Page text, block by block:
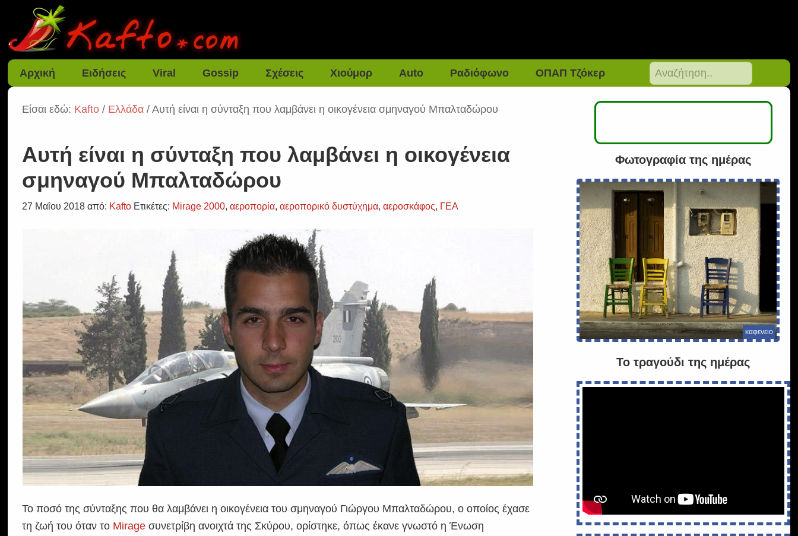
Αρχική Ειδήσεις Viral Gossip Σχέσεις Χιούμορ Auto Ραδιόφωνο ΟΠΑΠ Τζόκερ
Είσαι εδώ: Kafto / Ελλάδα / Αυτή είναι η σύνταξη που λαμβάνει η οικογένεια σμηναγού Μπαλταδώρου
Αυτή είναι η σύνταξη που λαμβάνει η οικογένεια
σμηναγού Μπαλταδώρου
27 Μαΐου 2018 από: Kafto Ετικέτες: Mirage 2000,αεροπορία,αεροπορικό δυστύχημα,αεροσκάφος, ΓΕΑ
Το ποσό της σύνταξης που θα λαμβάνει η οικογένεια του σμηναγού Γιώργου Μπαλταδώρου, ο οποίος έχασε
τη ζωή του όταν το Mirage συνετρίβη ανοιχτά της Σκύρου, ορίστηκε, όπως έκανε γνωστό η Ένωση
Φωτογραφία της ημέρας
καφενειο
Το τραγούδι της ημέρας